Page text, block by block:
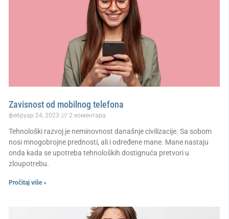
Zavisnost od mobilnog telefona
фебруар 24, 2023 2 коментара
Tehnološki razvoj je neminovnost današnje civilizacije. Sa sobom
nosi mnogobrojne prednosti, ali i određene mane. Mane nastaju
onda kada se upotreba tehnoloških dostignuća pretvori u
zloupotrebu.
Pročitaj više »